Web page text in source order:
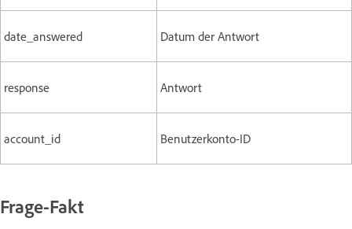
date_answered Datum der Antwort
response Antwort
account_id Benutzerkonto-ID
Frage-Fakt